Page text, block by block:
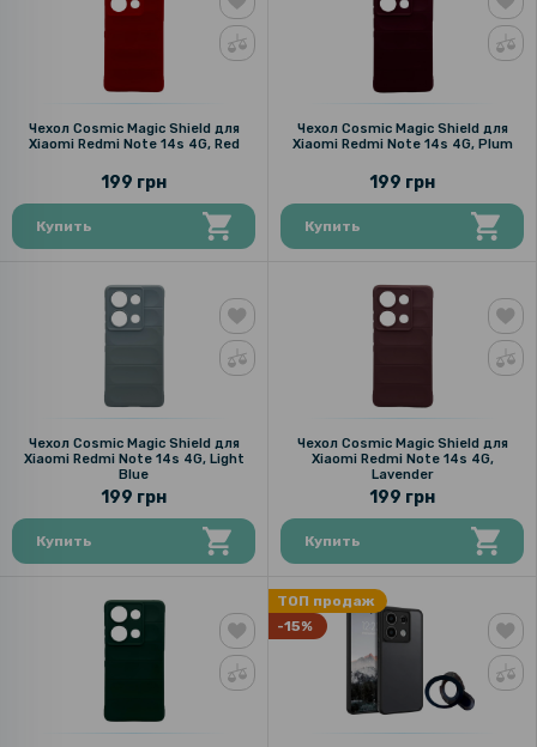
Чехол Cosmic Magic Shield для
Xiaomi Redmi Note 14s 4G, Red
199 грн
Купить
Чехол Cosmic Magic Shield для
Xiaomi Redmi Note 14s 4G, Plum
199 грн
Купить
Чехол Cosmic Magic Shield для
Xiaomi Redmi Note 14s 4G, Light
Blue
199 грн
Купить
Чехол Cosmic Magic Shield для
Xiaomi Redmi Note 14s 4G,
Lavender
199 грн
Купить
ТОП продаж
-15%